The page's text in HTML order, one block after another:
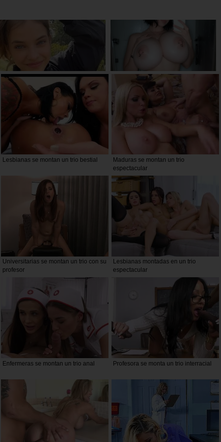
Lesbianas se montan un trio bestial
Maduras se montan un trio
espectacular
Universitarias se montan un trio con su
profesor
Lesbianas montadas en un trio
espectacular
Enfermeras se montan un trio anal Profesora se monta un trio interracial